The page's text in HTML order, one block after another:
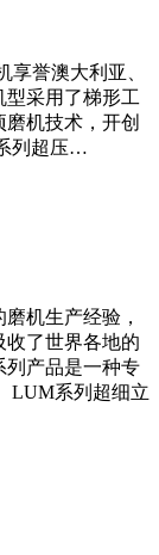
享誉澳大利亚、
型采用了梯形工
机技术，开创
列超压…
机生产经验，
收了世界各地的
列产品是一种专
LUM系列超细立